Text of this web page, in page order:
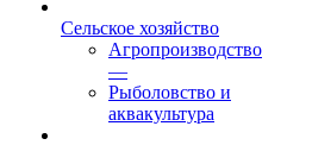
Сельское хозяйство
Агропроизводство
—
Рыболовство и
аквакультура